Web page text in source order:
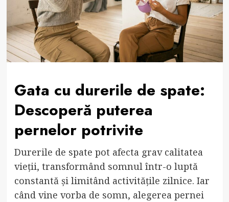
Gata cu durerile de spate:
Descoperă puterea
pernelor potrivite
Durerile de spate pot afecta grav calitatea
vieții, transformând somnul într-o luptă
constantă și limitând activitățile zilnice. Iar
când vine vorba de somn, alegerea pernei